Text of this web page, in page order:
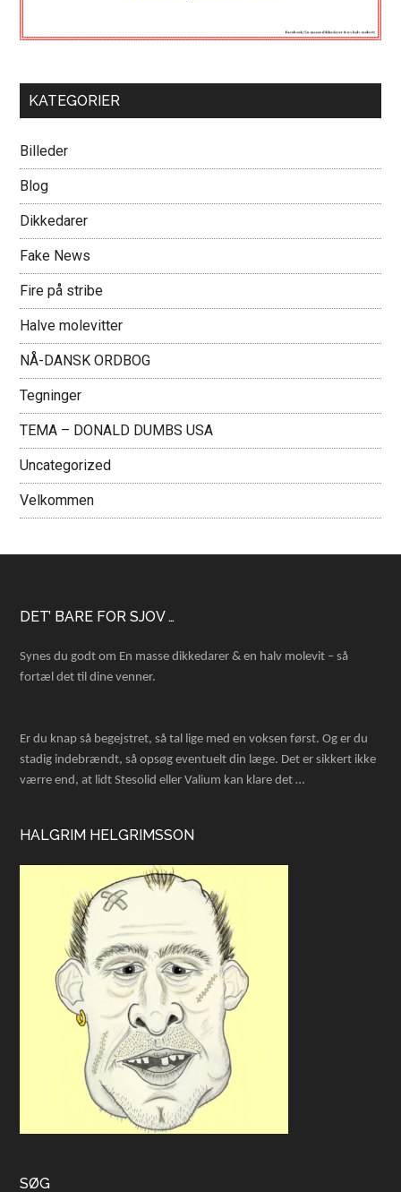
KATEGORIER
Billeder
Blog
Dikkedarer
Fake News
Fire på stribe
Halve molevitter
NÅ-DANSK ORDBOG
Tegninger
TEMA – DONALD DUMBS USA
Uncategorized
Velkommen
Footer
DET’ BARE FOR SJOV …
Synes du godt om En masse dikkedarer & en halv molevit – så
fortæl det til dine venner.
Er du knap så begejstret, så tal lige med en voksen først. Og er du
stadig indebrændt, så opsøg eventuelt din læge. Det er sikkert ikke
værre end, at lidt Stesolid eller Valium kan klare det …
HALGRIM HELGRIMSSON
SØG